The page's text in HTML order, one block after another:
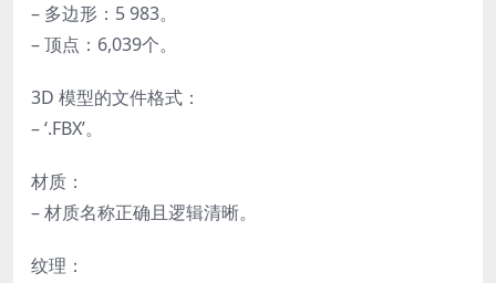
– 多边形：5 983。
– 顶点：6,039个。
3D 模型的文件格式：
– ‘.FBX’。
材质：
– 材质名称正确且逻辑清晰。
纹理：